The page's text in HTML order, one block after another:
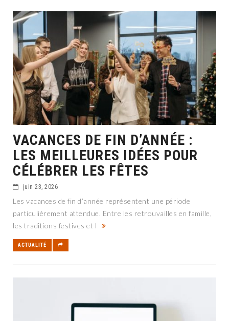
VACANCES DE FIN D’ANNÉE :
LES MEILLEURES IDÉES POUR
CÉLÉBRER LES FÊTES
juin 23, 2026
Les vacances de fin d’année représentent une période
particulièrement attendue. Entre les retrouvailles en famille,
les traditions festives et l
ACTUALITÉ